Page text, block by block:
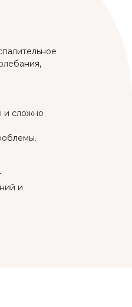
и сложно
и